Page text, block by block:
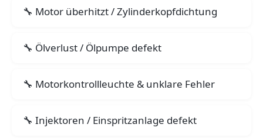
Motor überhitzt / Zylinderkopfdichtung
Ölverlust / Ölpumpe defekt
Motorkontrollleuchte & unklare Fehler
Injektoren / Einspritzanlage defekt